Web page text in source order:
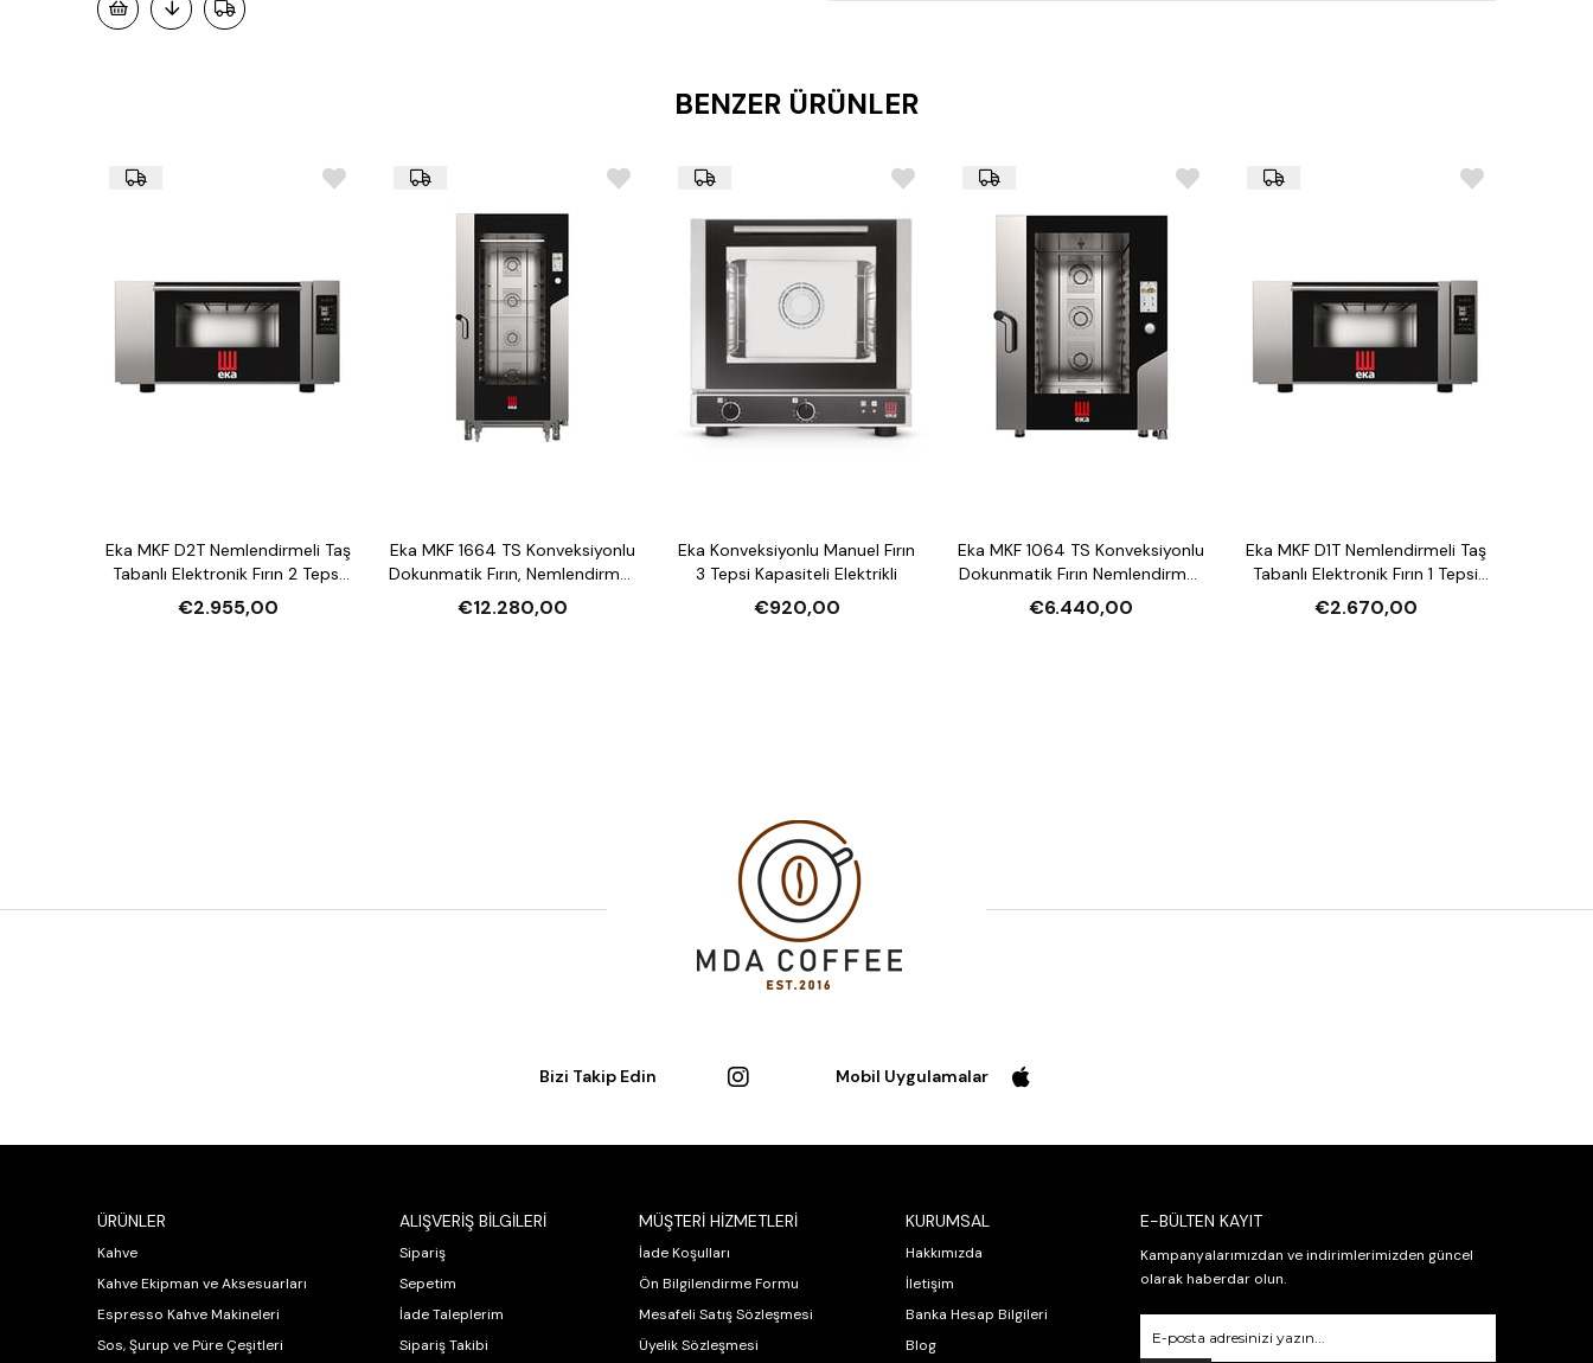
BENZER ÜRÜNLER
Eka MKF D2T Nemlendirmeli Taş
Tabanlı Elektronik Fırın 2 Tepsi
Kapasiteli Elektrikli
€2.955,00
Eka MKF 1664 TS Konveksiyonlu
Dokunmatik Fırın, Nemlendirmeli
16 Tepsi Kapasiteli Elektrikli
€12.280,00
Eka Konveksiyonlu Manuel Fırın
3 Tepsi Kapasiteli Elektrikli
€920,00
Eka MKF 1064 TS Konveksiyonlu
Dokunmatik Fırın Nemlendirmeli
10 Tepsi Kapasiteli Elektrikli
€6.440,00
Eka MKF D1T Nemlendirmeli Taş
Tabanlı Elektronik Fırın 1 Tepsi
Kapasiteli Elektrikli
€2.670,00
Bizi Takip Edin Mobil Uygulamalar
ÜRÜNLER
Kahve
Kahve Ekipman ve Aksesuarları
Espresso Kahve Makineleri
Sos, Şurup ve Püre Çeşitleri
ALIŞVERİŞ BİLGİLERİ
Sipariş
Sepetim
İade Taleplerim
Sipariş Takibi
MÜŞTERİ HİZMETLERİ
İade Koşulları
Ön Bilgilendirme Formu
Mesafeli Satış Sözleşmesi
Üyelik Sözleşmesi
KURUMSAL
Hakkımızda
İletişim
Banka Hesap Bilgileri
Blog
E-BÜLTEN KAYIT
Kampanyalarımızdan ve indirimlerimizden güncel
olarak haberdar olun.